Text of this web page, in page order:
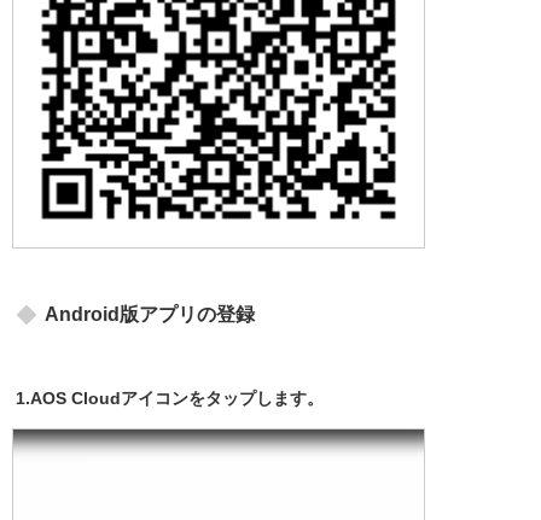
Android版アプリの登録
1.AOS Cloudアイコンをタップします。